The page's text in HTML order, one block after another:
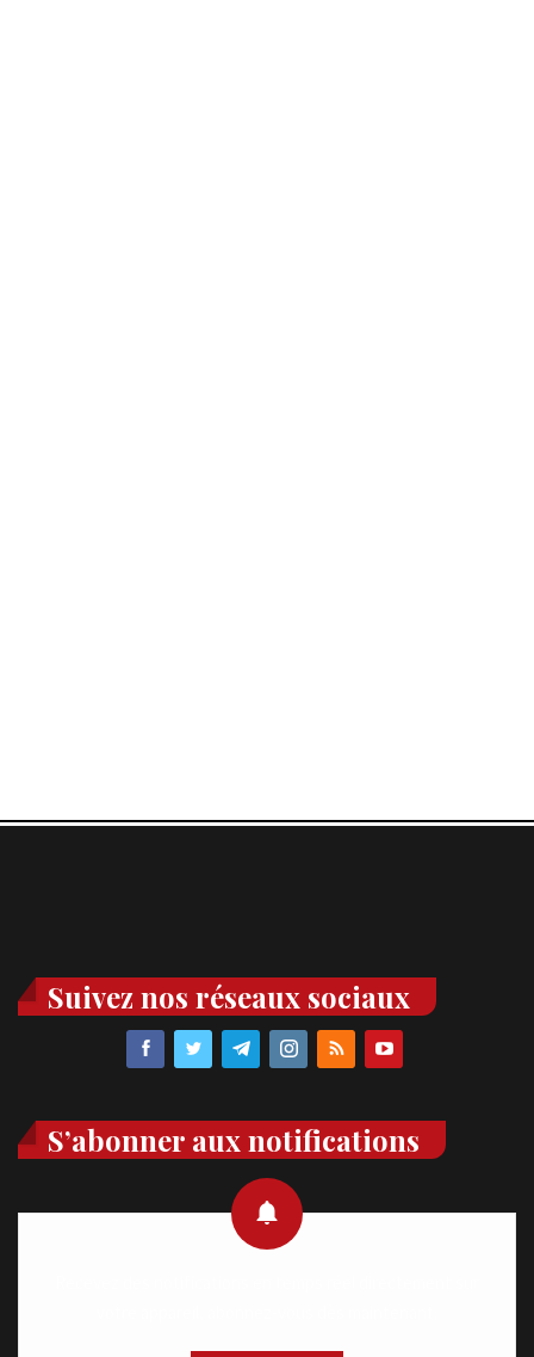
Suivez nos réseaux sociaux
S’abonner aux notifications